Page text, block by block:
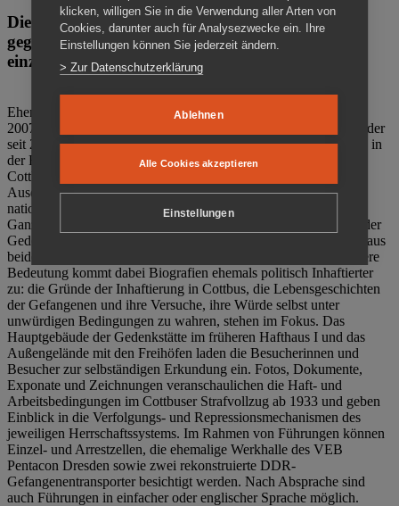
Die Gedenkstätte Zuchthaus Cottbus ist ein Ort
gegen das Vergessen. Anschaulich, nah und
einzigartig.
Ehemalige politische Häftlinge der DDR gründeten im Oktober
2007 den Verein Menschenrechtszentrum Cottbus e. V. (MRZ), der
seit 2011 Eigentümer des ehemaligen Gefängnisses (1860-2002) in
der Bautzener Straße und Träger der Gedenkstätte Zuchthaus
Cottbus ist. Im Zentrum der Arbeit der Gedenkstätte steht die
Auseinandersetzung mit politischem Unrecht während der
nationalsozialistischen Terrorherrschaft und der SED-Diktatur.
Ganzjährig zeigen mehrere Dauer- und Sonderausstellungen in der
Gedenkstätte Zuchthaus Cottbus Beispiele politischen Unrechts aus
beiden deutschen Diktaturen des 20. Jahrhunderts. Eine besondere
Bedeutung kommt dabei Biografien ehemals politisch Inhaftierter
zu: die Gründe der Inhaftierung in Cottbus, die Lebensgeschichten
der Gefangenen und ihre Versuche, ihre Würde selbst unter
unwürdigen Bedingungen zu wahren, stehen im Fokus. Das
Hauptgebäude der Gedenkstätte im früheren Hafthaus I und das
Außengelände mit den Freihöfen laden die Besucherinnen und
Besucher zur selbständigen Erkundung ein. Fotos, Dokumente,
Exponate und Zeichnungen veranschaulichen die Haft- und
Arbeitsbedingungen im Cottbuser Strafvollzug ab 1933 und geben
Einblick in die Verfolgungs- und Repressionsmechanismen des
jeweiligen Herrschaftssystems. Im Rahmen von Führungen können
Einzel- und Arrestzellen, die ehemalige Werkhalle des VEB
Pentacon Dresden sowie zwei rekonstruierte DDR-
Gefangenentransporter besichtigt werden. Nach Absprache sind
auch Führungen in einfacher oder englischer Sprache möglich.
klicken, willigen Sie in die Verwendung aller Arten von
Cookies, darunter auch für Analysezwecke ein. Ihre
Einstellungen können Sie jederzeit ändern.
> Zur Datenschutzerklärung
Ablehnen
Alle Cookies akzeptieren
Einstellungen